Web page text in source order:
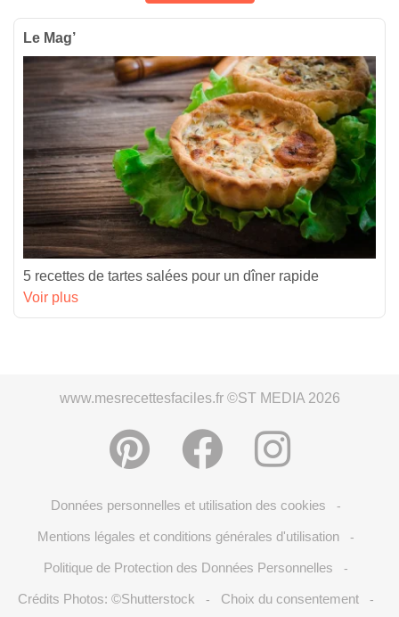
Le Mag’
5 recettes de tartes salées pour un dîner rapide
Voir plus
www.mesrecettesfaciles.fr ©ST MEDIA 2026
Données personnelles et utilisation des cookies -
Mentions légales et conditions générales d'utilisation -
Politique de Protection des Données Personnelles -
Crédits Photos: ©Shutterstock - Choix du consentement -